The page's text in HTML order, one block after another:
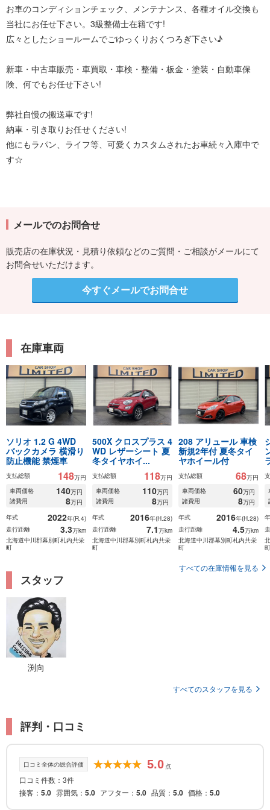
お車のコンディションチェック、メンテナンス、各種オイル交換も
当社にお任せ下さい。3級整備士在籍です!
広々としたショールームでごゆっくりおくつろぎ下さい♪
新車・中古車販売・車買取・車検・整備・板金・塗装・自動車保
険、何でもお任せ下さい!
弊社自慢の搬送車です!
納車・引き取りお任せください!
他にもラパン、ライフ等、可愛くカスタムされたお車続々入庫中で
す☆
メールでのお問合せ
販売店の在庫状況・見積り依頼などのご質問・ご相談がメールにて
お問合せいただけます。
今すぐメールでお問合せ
在庫車両
ソリオ 1.2 G 4WD
バックカメラ 横滑り
防止機能 禁煙車
支払総額 148万円
車両価格
140万円
諸費用
8万円
年式
2022年(R.4)
走行距離
3.3万km
北海道中川郡幕別町札内共栄
町
500X クロスプラス 4
WD レザーシート 夏
冬タイヤホイ...
支払総額 118万円
車両価格
110万円
諸費用
8万円
年式
2016年(H.28)
走行距離
7.1万km
北海道中川郡幕別町札内共栄
町
208 アリュール 車検
新規2年付 夏冬タイ
ヤホイール付
支払総額 68万円
車両価格
60万円
諸費用
8万円
年式
2016年(H.28)
走行距離
4.5万km
北海道中川郡幕別町札内共栄
町
町
すべての在庫情報を見る
スタッフ
渕向
すべてのスタッフを見る
評判・口コミ
口コミ全体の総合評価 5.0 点
口コミ件数：3件
接客
5.0 雰囲気 5.0 アフター 5.0 品質 5.0 価格 5.0